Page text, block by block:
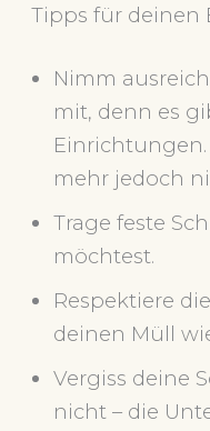
Tipps für deinen
Nimm
mit, denn es
mehr jedoch
Trage feste
möchtest.
Respektiere
deinen Müll
Vergiss deine
nicht – die